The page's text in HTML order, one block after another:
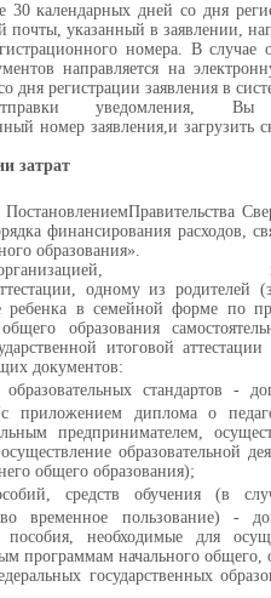
30 календарных дней со дня
почты, указанный в заявлении,
номера. В случае
направляется на
дня регистрации заявления в
уведомления,
Вы
номер заявления,и загрузить
затрат
ПостановлениемПравительства С
финансирования расходов,
образования».
, одному из родителей
ребенка в семейной форме по
образования
итоговой
документов:
стандартов -
приложением диплома о
предпринимателем,
образовательной
общего образования);
средств обучения
(в
временное пользование)
-
необходимые для
программам начального общего,
государственных